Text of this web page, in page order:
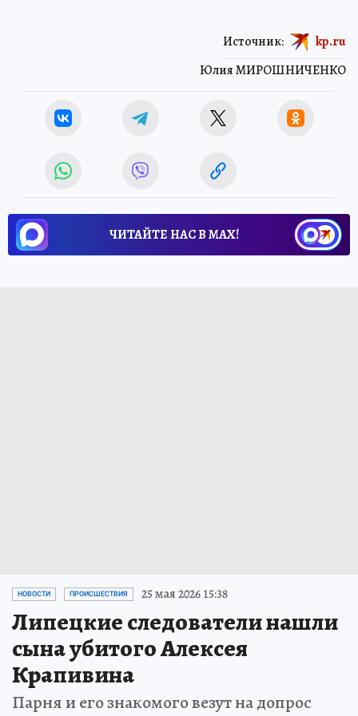
Юлия МИРОШНИЧЕНКО
Источник: kp.ru
ЧИТАЙТЕ НАС В МАХ!
НОВОСТИ ПРОИСШЕСТВИЯ 25 мая 2026 15:38
Липецкие следователи нашли
сына убитого Алексея
Крапивина
Парня и его знакомого везут на допрос